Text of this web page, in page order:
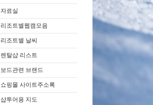
자료실
리조트별웹캠모음
리조트별 날씨
렌탈샵 리스트
보드관련 브랜드
쇼핑몰 사이트주소록
샵투어용 지도